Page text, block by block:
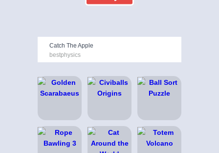
Catch The Apple
bestphysics